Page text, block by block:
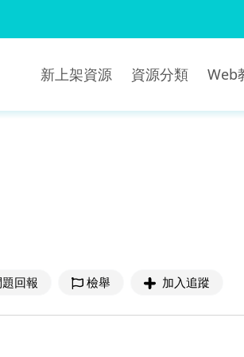
新上架資源 資源分類 Web
回報 檢舉 加入追蹤